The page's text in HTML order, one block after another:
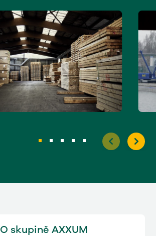
O skupině AXXUM